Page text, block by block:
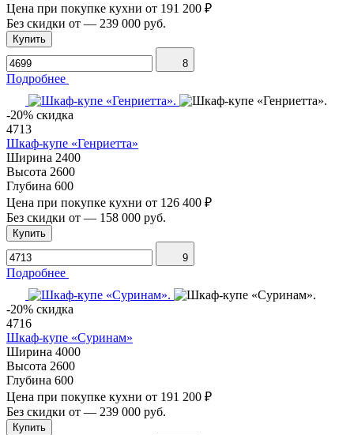
Цена при покупке кухни от 191 200 ₽
Без скидки от — 239 000 руб.
Купить
8
Подробнее
-20% скидка
4713
Шкаф-купе «Генриетта»
Ширина 2400
Высота 2600
Глубина 600
Цена при покупке кухни от 126 400 ₽
Без скидки от — 158 000 руб.
Купить
9
Подробнее
-20% скидка
4716
Шкаф-купе «Суринам»
Ширина 4000
Высота 2600
Глубина 600
Цена при покупке кухни от 191 200 ₽
Без скидки от — 239 000 руб.
Купить